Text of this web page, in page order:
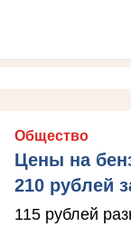
Общество
Цены на
210 рублей
115 рублей